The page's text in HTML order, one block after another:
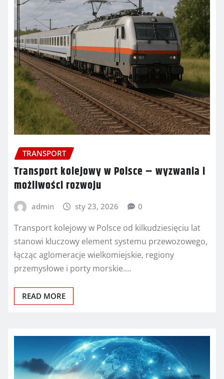
TRANSPORT
Transport kolejowy w Polsce – wyzwania i
możliwości rozwoju
admin sty 23, 2026 0
Transport kolejowy w Polsce od kilkudziesięciu lat
stanowi kluczowy element systemu przewozowego,
łącząc aglomeracje wielkomiejskie, regiony
przemysłowe i porty morskie.…
READ MORE